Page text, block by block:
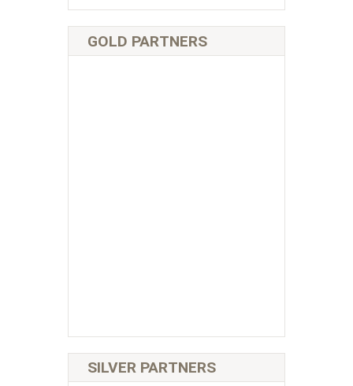
GOLD PARTNERS
SILVER PARTNERS